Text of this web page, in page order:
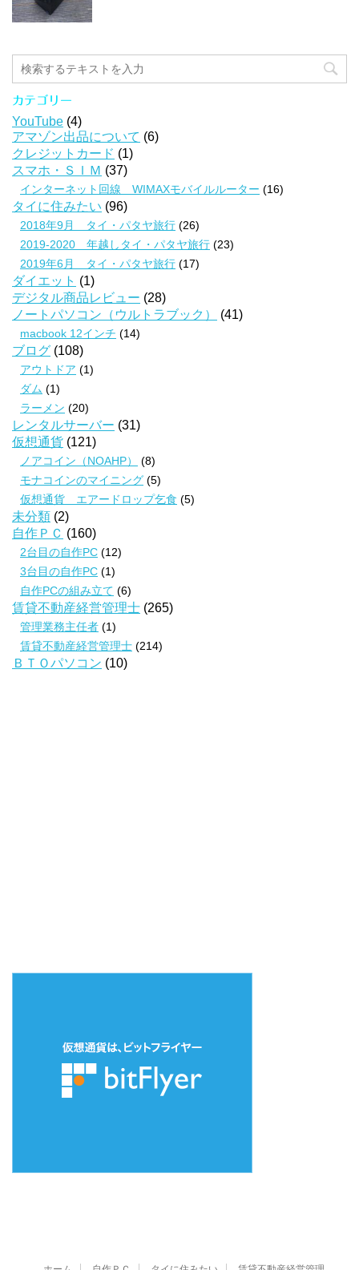
カテゴリー
YouTube (4)
アマゾン出品について (6)
クレジットカード (1)
スマホ・ＳＩＭ (37)
インターネット回線 WIMAXモバイルルーター (16)
タイに住みたい (96)
2018年9月 タイ・パタヤ旅行 (26)
2019-2020 年越しタイ・パタヤ旅行 (23)
2019年6月 タイ・パタヤ旅行 (17)
ダイエット (1)
デジタル商品レビュー (28)
ノートパソコン（ウルトラブック）
(41)
macbook 12インチ (14)
ブログ (108)
アウトドア (1)
ダム (1)
ラーメン (20)
レンタルサーバー (31)
仮想通貨 (121)
ノアコイン（NOAHP）
(8)
モナコインのマイニング (5)
仮想通貨 エアードロップ乞食 (5)
未分類 (2)
自作ＰＣ (160)
2台目の自作PC (12)
3台目の自作PC (1)
自作PCの組み立て (6)
賃貸不動産経営管理士 (265)
管理業務主任者 (1)
賃貸不動産経営管理士 (214)
ＢＴＯパソコン (10)